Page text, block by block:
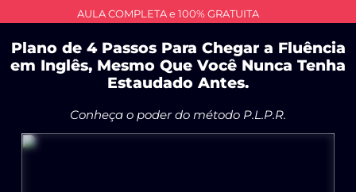
AULA COMPLETA e 100% GRATUITA
Plano de 4 Passos Para Chegar a Fluência
em Inglês, Mesmo Que Você Nunca Tenha
Estaudado Antes.
Conheça o poder do método P.L.P.R.